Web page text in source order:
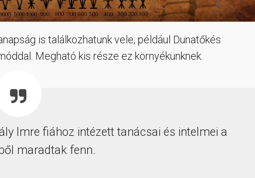
is találkozhatunk vele, például Dunatőkés
Megható kis része ez környékünknek.
Imre fiához intézett tanácsai és intelmei a
maradtak fenn.